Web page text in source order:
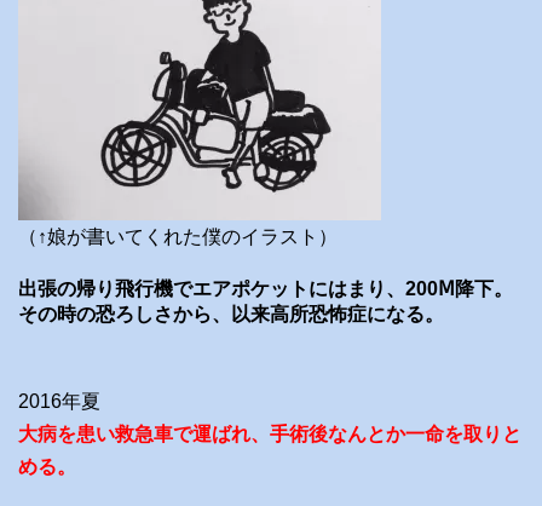
（↑娘が書いてくれた僕のイラスト）
出張の帰り飛行機でエアポケットにはまり、200Ⅿ降下。
その時の恐ろしさから、以来高所恐怖症になる。
2016年夏
大病を患い救急車で運ばれ、手術後なんとか一命を取りと
める。